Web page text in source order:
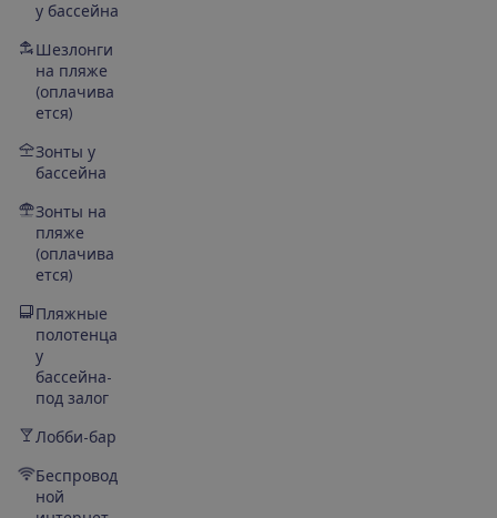
у бассейна
Шезлонги
на пляже
(оплачива
ется)
Зонты у
бассейна
Зонты на
пляже
(оплачива
ется)
Пляжные
полотенца
у
бассейна-
под залог
Лобби-бар
Беспровод
ной